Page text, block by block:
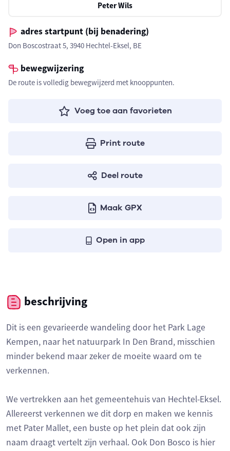
Peter Wils
adres startpunt (bij benadering)
Don Boscostraat 5, 3940 Hechtel-Eksel, BE
bewegwijzering
De route is volledig bewegwijzerd met knooppunten.
Voeg toe aan favorieten
Print route
Deel route
Maak GPX
Open in app
beschrijving
Dit is een gevarieerde wandeling door het Park Lage
Kempen, naar het natuurpark In Den Brand, misschien
minder bekend maar zeker de moeite waard om te
verkennen.
We vertrekken aan het gemeentehuis van Hechtel-Eksel.
Allereerst verkennen we dit dorp en maken we kennis
met Pater Mallet, een buste op het plein dat ook zijn
naam draagt vertelt zijn verhaal. Ook Don Bosco is hier